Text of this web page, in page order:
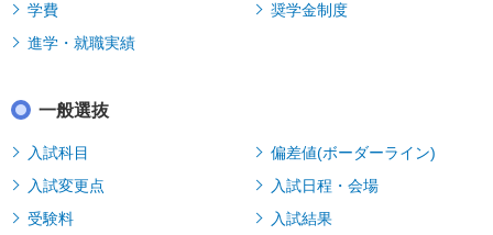
学費
奨学金制度
進学・就職実績
一般選抜
入試科目
偏差値(ボーダーライン)
入試変更点
入試日程・会場
受験料
入試結果